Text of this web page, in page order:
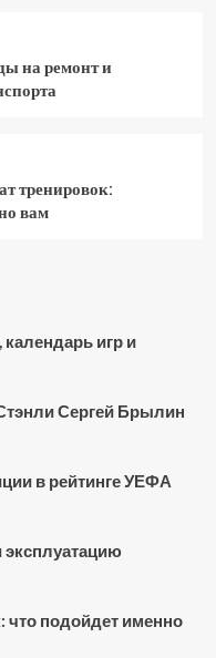
на ремонт и
тренировок:
вам
игр и
Сергей Брылин
в рейтинге УЕФА
эксплуатацию
что подойдет именно